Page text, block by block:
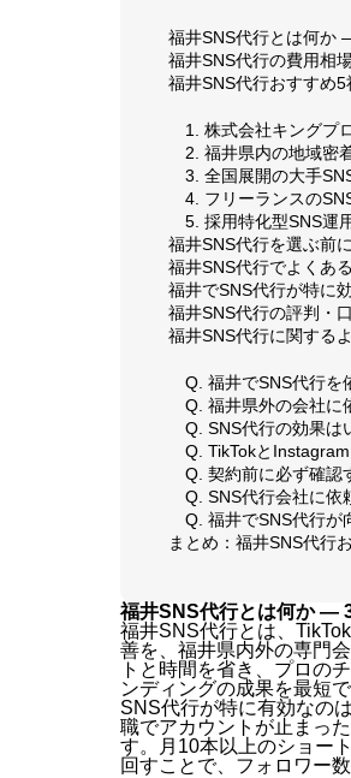
福井SNS代行とは何か
福井SNS代行の費用相
福井SNS代行おすすめ5
1. 株式会社キングプ
2. 福井県内の地域密
3. 全国展開の大手
4. フリーランスの
5. 採用特化型SNS運
福井SNS代行を選ぶ前
福井SNS代行でよくあ
福井でSNS代行が特に
福井SNS代行の評判・
福井SNS代行に関する
Q. 福井でSNS代行を
Q. 福井県外の会社に
Q. SNS代行の効果は
Q. TikTokと
Q. 契約前に必ず確認
Q. SNS代行会社に依
Q. 福井でSNS代行が
まとめ：福井SNS代行
福井SNS代行とは何か —
福井SNS代行とは、
善を、福井県内外の専門
トと時間を省き、プロの
ンディングの成果を最短
SNS代行が特に有効なの
職でアカウントが止まっ
す。月10本以上のショー
回すことで、フォロワー